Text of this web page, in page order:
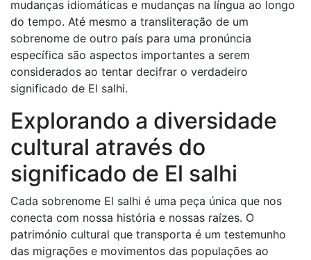
mudanças idiomáticas e mudanças na língua ao longo
do tempo. Até mesmo a transliteração de um
sobrenome de outro país para uma pronúncia
específica são aspectos importantes a serem
considerados ao tentar decifrar o verdadeiro
significado de El salhi.
Explorando a diversidade
cultural através do
significado de El salhi
Cada sobrenome El salhi é uma peça única que nos
conecta com nossa história e nossas raízes. O
património cultural que transporta é um testemunho
das migrações e movimentos das populações ao